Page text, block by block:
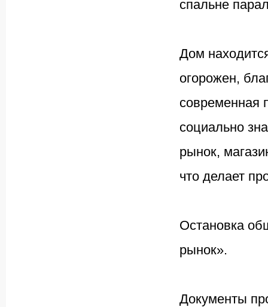
спальне
Дом
огорожен,
современная
социально
рынок,
что делает
Остановка
рынок».
Документы